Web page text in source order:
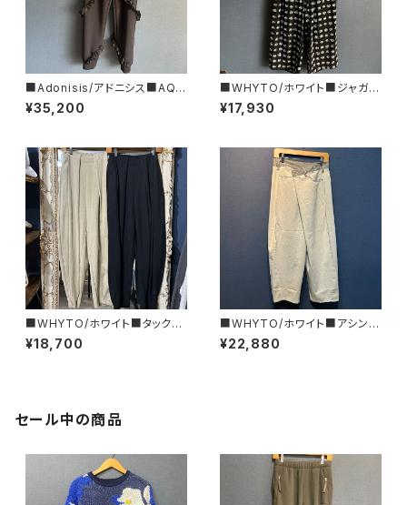
■Adonisis/アドニシス■AQU
AジャージーミニフリルPT■S2
6211
¥35,200
■WHYTO/ホワイト■ジャガー
ド・ワイドパンツ■WHT26HPT
4070
¥17,930
■WHYTO/ホワイト■タック・
バレルパンツ■WHT26HPT40
65
¥18,700
■WHYTO/ホワイト■アシンメ
トリー・タックデニム■WHT26
HPT4068
¥22,880
セール中の商品